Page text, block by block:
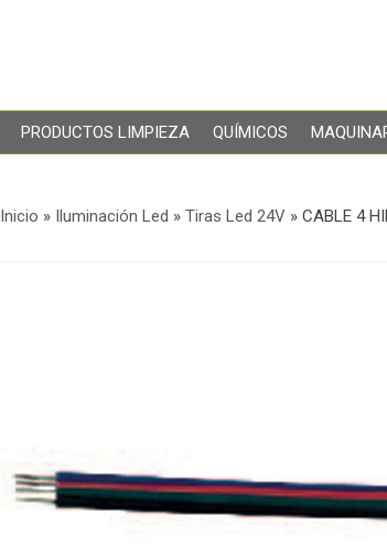
PRODUCTOS LIMPIEZA QUÍMICOS
Inicio » Iluminación Led » Tiras Led 24V» CABLE 4